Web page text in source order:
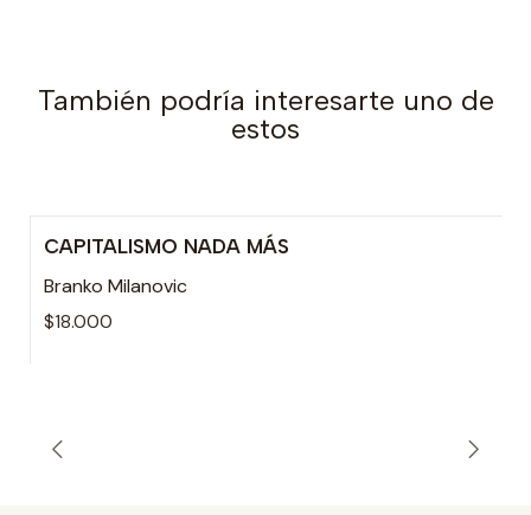
También podría interesarte uno de
estos
Agotado
CAPITALISMO NADA MÁS
Branko Milanovic
$18.000